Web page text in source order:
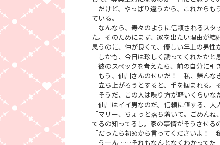
だけど、やっぱり違うから、これからも
ている。
なんなら、寿々のように信頼されるスタ
た。そのためにまず、家を出たい理由が
思うのに、仲が良くて、優しい年上の男性
しかも、今日は珍しく誘ってくれたかと
彼のスペックを考えたら、前の自分に引
「もう、仙川さんのせいだ！ 私、帰んな
立ち上がろうとすると、手を掴まれる。
そうだ、この人は喋り方が軽いくらいな
仙川はイイ男なのだ。信頼に値する、大
「マリー、ちょっと落ち着いて。ごめ
てるの知ってるし。家の事情がそうさせる
「だったら初めから言ってくださいよ！
「うーん……それもなんとなくわかってた」